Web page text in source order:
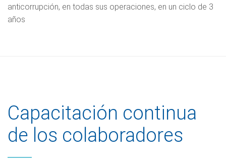
anticorrupción, en todas sus operaciones, en un ciclo de 3
años
Capacitación continua
de los colaboradores